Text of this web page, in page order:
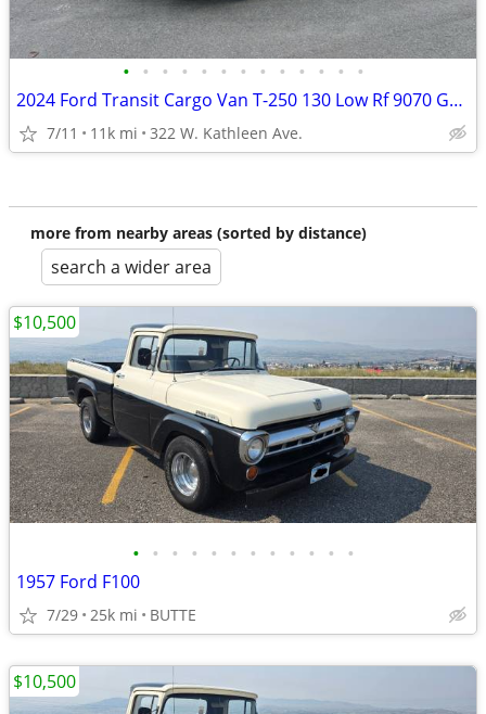
• • • • • • • • • • • • •
2024 Ford Transit Cargo Van T-250 130 Low Rf 9070 GVWR RWD
7/11 11k mi 322 W. Kathleen Ave.
more from nearby areas (sorted by distance)
search a wider area
• • • • • • • • • • • •
1957 Ford F100
7/29 25k mi BUTTE
$10,500
$10,500